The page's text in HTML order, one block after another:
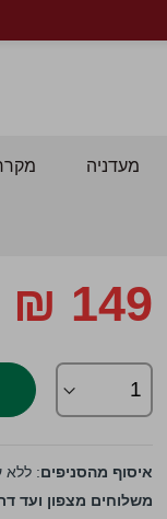
מעדניה
לדלג
להתחלה
תמונות
149 ₪
איסוף מהסניפים: ללא
משלוחים מצפון ועד